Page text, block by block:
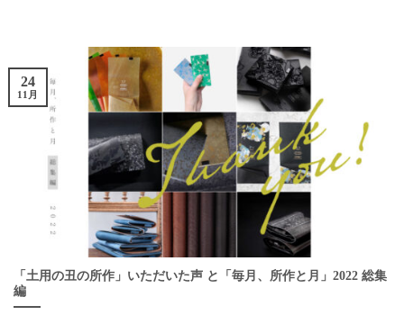
「土用の丑の所作」いただいた声 と「毎月、所作と月」2022 総集
編
24
11月